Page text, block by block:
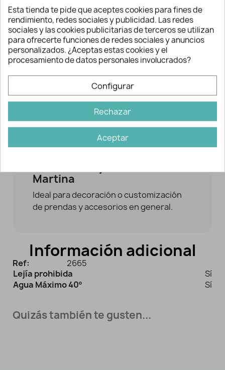
AÑADIR A LA CESTA
Descripción y detalles
Martina
Ideal para decoración o customización
de prendas y accesorios en general.
Información adicional
Ref:
2665
Lejía prohibida
Sí
Agua Máximo 40º
Sí
Quizás también te gusten...
Esta tienda te pide que aceptes cookies para fines de
rendimiento, redes sociales y publicidad. Las redes
sociales y las cookies publicitarias de terceros se utilizan
para ofrecerte funciones de redes sociales y anuncios
personalizados. ¿Aceptas estas cookies y el
procesamiento de datos personales involucrados?
Configurar
Rechazar
Aceptar